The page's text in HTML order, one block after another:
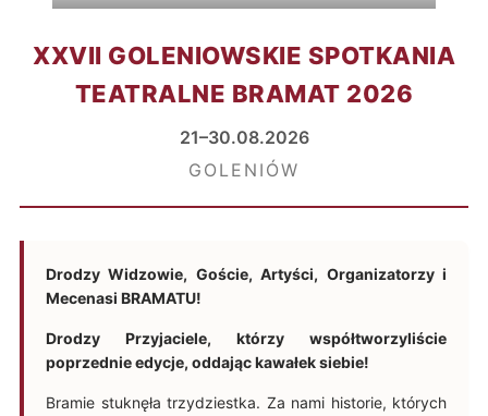
XXVII GOLENIOWSKIE SPOTKANIA
TEATRALNE BRAMAT 2026
21–30.08.2026
GOLENIÓW
Drodzy Widzowie, Goście, Artyści, Organizatorzy i
Mecenasi BRAMATU!
Drodzy Przyjaciele, którzy współtworzyliście
poprzednie edycje, oddając kawałek siebie!
Bramie stuknęła trzydziestka. Za nami historie, których